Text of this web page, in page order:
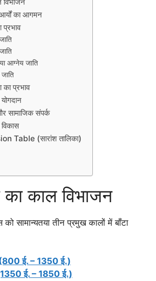
का आगमन
प्रभाव
आग्नेय जाति
का प्रभाव
योगदान
सामाजिक संपर्क
Table (सारांश तालिका)
का काल विभाजन
को सामान्यतया तीन प्रमुख कालों में बाँटा
ई. – 1350 ई.)
ई. – 1850 ई.)